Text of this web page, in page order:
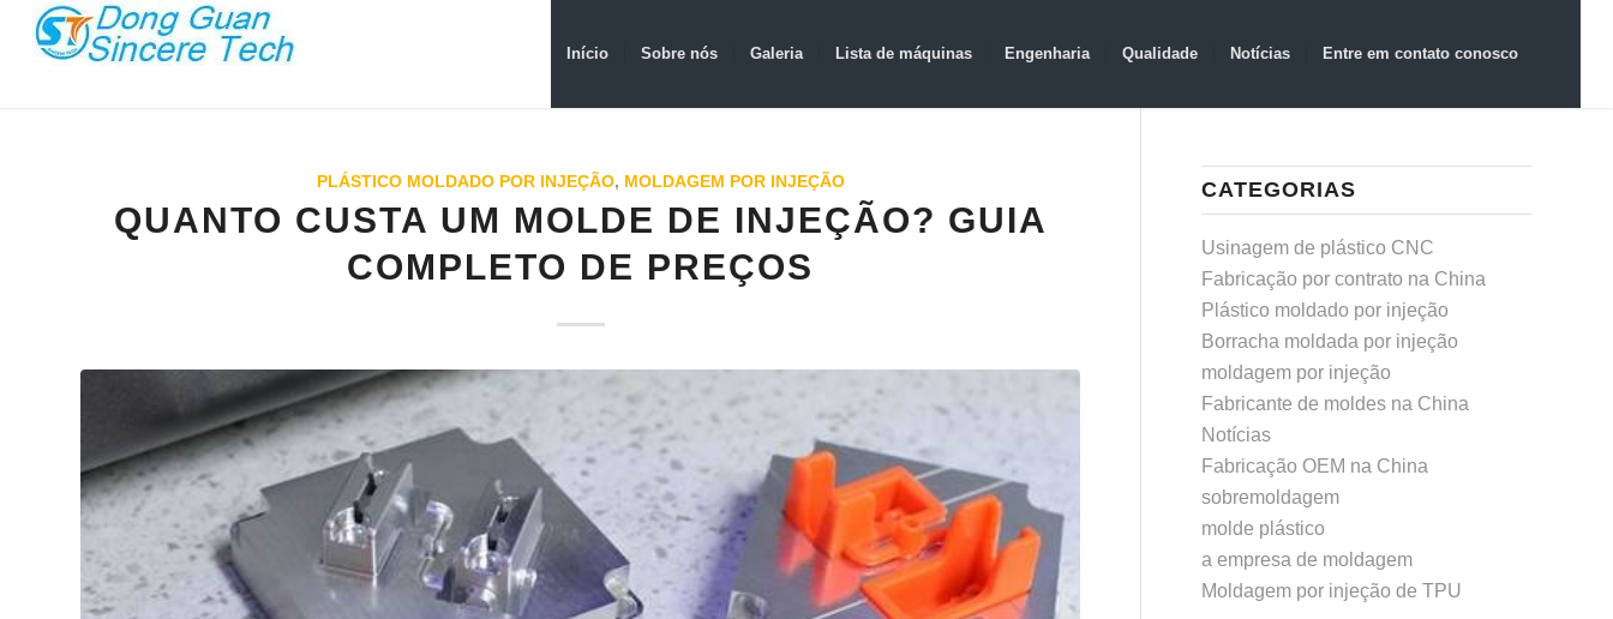
Início Sobre nós Galeria Lista de máquinas Engenharia Qualidade Notícias Entre em contato conosco
PLÁSTICO MOLDADO POR INJEÇÃO, MOLDAGEM POR INJEÇÃO
QUANTO CUSTA UM MOLDE DE INJEÇÃO? GUIA
COMPLETO DE PREÇOS
CATEGORIAS
Usinagem de plástico CNC
Fabricação por contrato na China
Plástico moldado por injeção
Borracha moldada por injeção
moldagem por injeção
Fabricante de moldes na China
Notícias
Fabricação OEM na China
sobremoldagem
molde plástico
a empresa de moldagem
Moldagem por injeção de TPU